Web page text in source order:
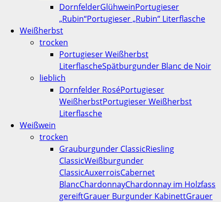
DornfelderGlühweinPortugieser
„Rubin“Portugieser „Rubin“ Literflasche
Weißherbst
trocken
Portugieser Weißherbst
LiterflascheSpätburgunder Blanc de Noir
lieblich
Dornfelder RoséPortugieser
WeißherbstPortugieser Weißherbst
Literflasche
Weißwein
trocken
Grauburgunder ClassicRiesling
ClassicWeißburgunder
ClassicAuxerroisCabernet
BlancChardonnayChardonnay im Holzfass
gereiftGrauer Burgunder KabinettGrauer